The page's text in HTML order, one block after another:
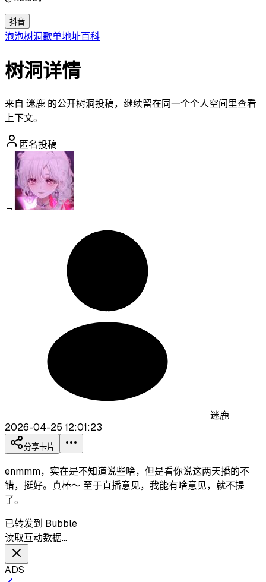
抖音
泡泡树洞歌单地址百科
树洞详情
来自 迷鹿 的公开树洞投稿，继续留在同一个个人空间里查看
上下文。
匿名投稿
→
迷鹿
2026-04-25 12:01:23
分享卡片
enmmm，实在是不知道说些啥，但是看你说这两天播的不
错，挺好。真棒～ 至于直播意见，我能有啥意见，就不提
了。
已转发到 Bubble
读取互动数据…
ADS